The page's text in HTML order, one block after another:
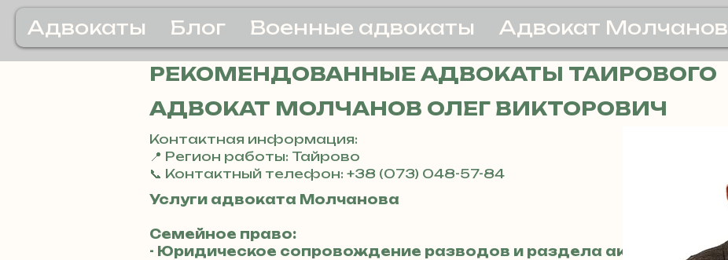
Адвокаты Блог Военные адвокаты Адвокат Молчанов
РЕКОМЕНДОВАННЫЕ АДВОКАТЫ ТАИРОВОГО
АДВОКАТ МОЛЧАНОВ ОЛЕГ ВИКТОРОВИЧ
Контактная информация:
📍 Регион работы: Тайрово
📞 Контактный телефон: +38 (073) 048-57-84
Услуги адвоката Молчанова
Семейное право:
- Юридическое сопровождение разводов и раздела активов